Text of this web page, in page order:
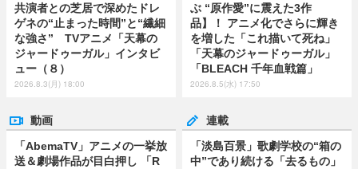
共演者との芝居で深めたドレ
ゲネの“止まった時間”と“繊細
な強さ” TVアニメ「天幕の
ジャードゥーガル」インタビ
ュー（８）
2026.8.3(月) 18:00
ぶ “原作愛”に震えた3作
品】！ アニメ化でさらに輝き
を増した「これ描いて死ね」
「天幕のジャードゥーガル」
「BLEACH 千年血戦篇」
2026.8.5(水) 17:50
動画
「AbemaTV」アニメの一挙放
送＆劇場作品が目白押し 「R
連載
「淡島百景」歌劇学校の“箱の
中”であり続ける「去るもの」